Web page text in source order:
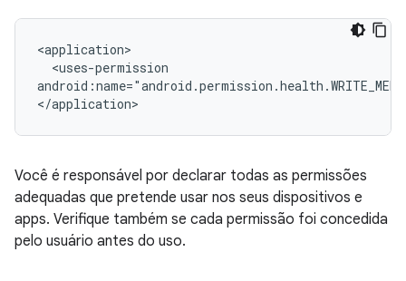
<uses-permission
Você é responsável por declarar todas as permissões
adequadas que pretende usar nos seus dispositivos e
apps. Verifique também se cada permissão foi concedida
pelo usuário antes do uso.